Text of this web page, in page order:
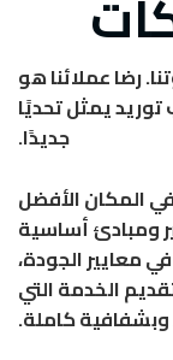
رضا عملائنا هو
يمثل تحديًا
جديدًا.
المكان الأفضل
ومبادئ أساسية
معايير الجودة،
الخدمة التي
وبشفافية كاملة.